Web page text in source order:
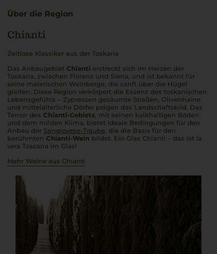
Über die Region
Chianti
Zeitlose Klassiker aus der Toskana
Das Anbaugebiet Chianti erstreckt sich im Herzen der
Toskana, zwischen Florenz und Siena, und ist bekannt für
seine malerischen Weinberge, die sanft über die Hügel
gleiten. Diese Region verkörpert die Essenz des toskanischen
Lebensgefühls – Zypressen gesäumte Straßen, Olivenhaine
und mittelalterliche Dörfer prägen das Landschaftsbild. Das
Terroir des Chianti-Gebiets, mit seinen kalkhaltigen Böden
und dem milden Klima, bietet ideale Bedingungen für den
Anbau der Sangiovese-Traube, die die Basis für den
berühmten Chianti-Wein bildet. Ein Glas Chianti – das ist la
vera Toscana im Glas!
Mehr Weine aus Chianti